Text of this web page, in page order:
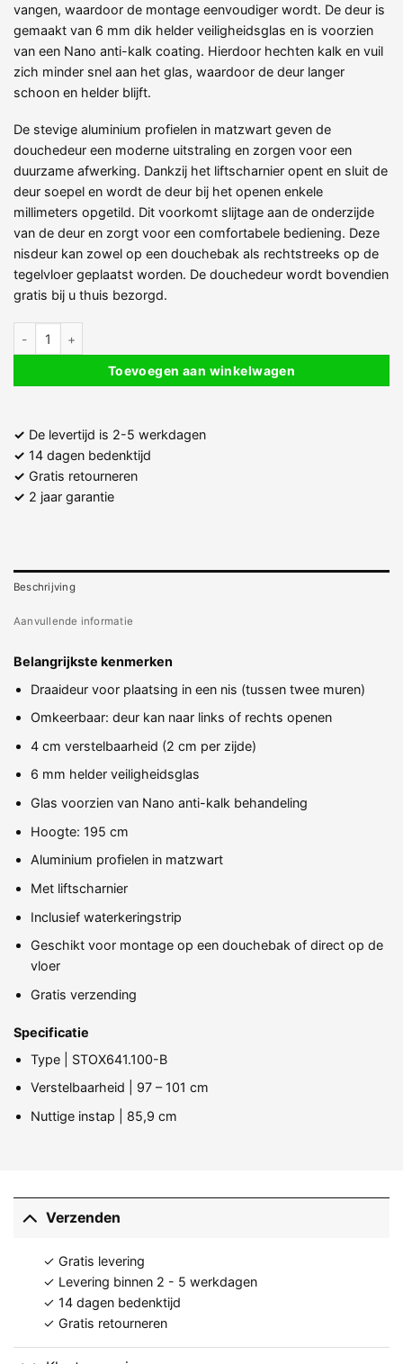
vangen, waardoor de montage eenvoudiger wordt. De deur is
gemaakt van 6 mm dik helder veiligheidsglas en is voorzien
van een Nano anti-kalk coating. Hierdoor hechten kalk en vuil
zich minder snel aan het glas, waardoor de deur langer
schoon en helder blijft.
De stevige aluminium profielen in matzwart geven de
douchedeur een moderne uitstraling en zorgen voor een
duurzame afwerking. Dankzij het liftscharnier opent en sluit de
deur soepel en wordt de deur bij het openen enkele
millimeters opgetild. Dit voorkomt slijtage aan de onderzijde
van de deur en zorgt voor een comfortabele bediening. Deze
nisdeur kan zowel op een douchebak als rechtstreeks op de
tegelvloer geplaatst worden. De douchedeur wordt bovendien
gratis bij u thuis bezorgd.
Douche draaideur met matzwarte profielen – 195 cm hoog - 100 cm
Toevoegen aan winkelwagen
✓ De levertijd is 2-5 werkdagen
✓ 14 dagen bedenktijd
✓ Gratis retourneren
✓ 2 jaar garantie
Beschrijving
Aanvullende informatie
Belangrijkste kenmerken
Draaideur voor plaatsing in een nis (tussen twee muren)
Omkeerbaar: deur kan naar links of rechts openen
4 cm verstelbaarheid (2 cm per zijde)
6 mm helder veiligheidsglas
Glas voorzien van Nano anti-kalk behandeling
Hoogte: 195 cm
Aluminium profielen in matzwart
Met liftscharnier
Inclusief waterkeringstrip
Geschikt voor montage op een douchebak of direct op de
vloer
Gratis verzending
Specificatie
Type | STOX641.100-B
Verstelbaarheid | 97 – 101 cm
Nuttige instap | 85,9 cm
Verzenden
✓ Gratis levering
✓ Levering binnen 2 - 5 werkdagen
✓ 14 dagen bedenktijd
✓ Gratis retourneren